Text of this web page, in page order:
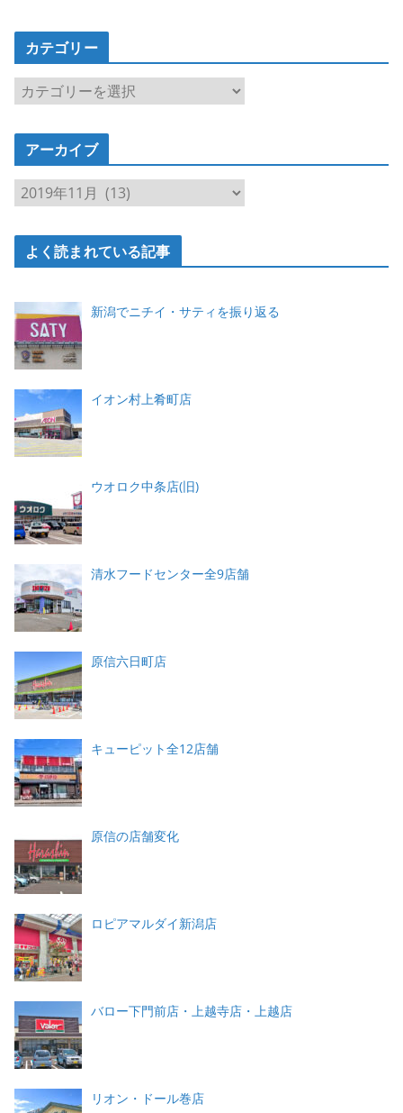
カテゴリー
カ
テ
ゴ
ー
アーカイブ
ア
ー
カ
よく読まれている記事
新潟でニチイ・サティを振り返る
イオン村上肴町店
ウオロク中条店(旧)
清水フードセンター全9店舗
原信六日町店
キューピット全12店舗
原信の店舗変化
ロピアマルダイ新潟店
バロー下門前店・上越寺店・上越店
リオン・ドール巻店